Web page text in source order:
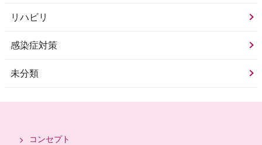
リハビリ
感染症対策
未分類
コンセプト